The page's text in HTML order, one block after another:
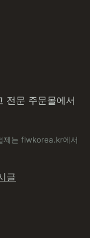
전문 주문몰에서
제는 flwkorea.kr에서
글